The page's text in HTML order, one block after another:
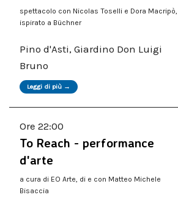
spettacolo con Nicolas Toselli e Dora Macripò,
ispirato a Büchner
Pino d'Asti, Giardino Don Luigi
Bruno
Leggi di più →
Ore 22:00
To Reach - performance
d'arte
a cura di EO Arte, di e con Matteo Michele
Bisaccia